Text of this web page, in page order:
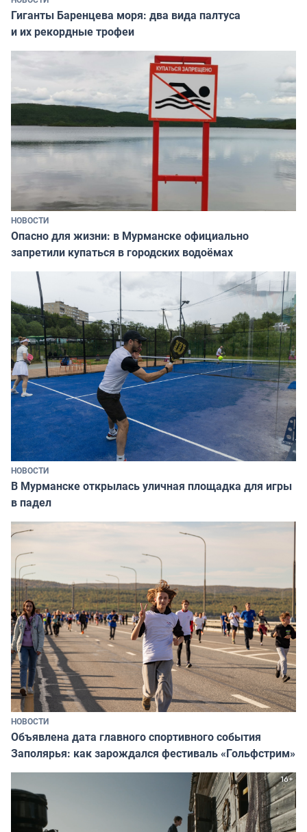
Гиганты Баренцева моря: два вида палтуса
и их рекордные трофеи
НОВОСТИ
Опасно для жизни: в Мурманске официально
запретили купаться в городских водоёмах
НОВОСТИ
В Мурманске открылась уличная площадка для игры
в падел
НОВОСТИ
Объявлена дата главного спортивного события
Заполярья: как зарождался фестиваль «Гольфстрим»